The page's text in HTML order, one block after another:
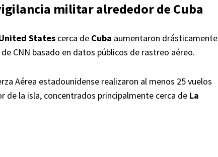
militar alrededor de Cuba
States cerca de Cuba aumentaron drásticamente
CNN basado en datos públicos de rastreo aéreo.
Aérea estadounidense realizaron al menos 25 vuelos
de la isla, concentrados principalmente cerca de La